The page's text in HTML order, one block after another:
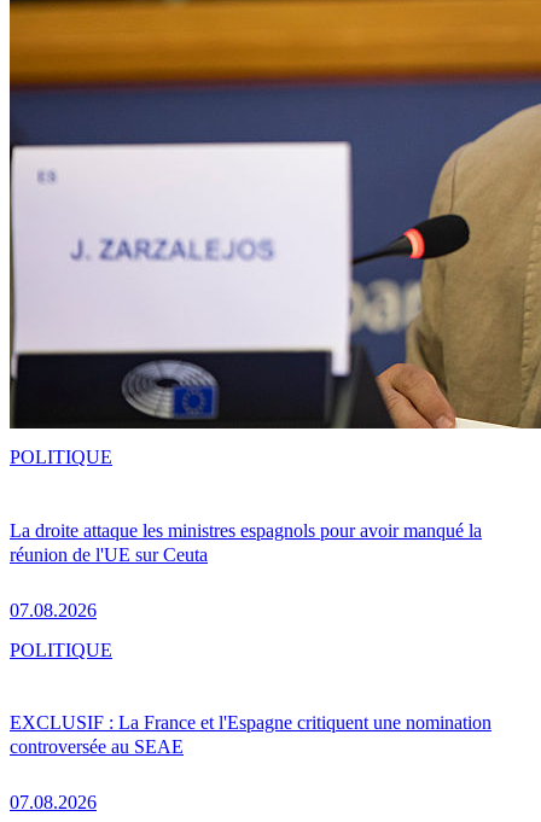
La droite attaque les ministres espagnols pour avoir manqué la
réunion de l'UE sur Ceuta
07.08.2026
POLITIQUE
EXCLUSIF : La France et l'Espagne critiquent une nomination
controversée au SEAE
07.08.2026
POLITIQUE